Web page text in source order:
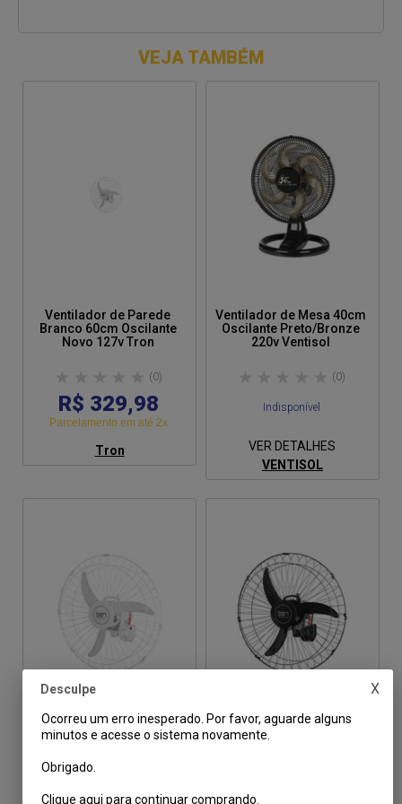
Tipo de Ventilador: Parede
Vazão: 3600m³/h
Eficiência energética: 0,004(m³/s/W)*m
VEJA TAMBÉM
Ventilador de Parede
Branco 60cm Oscilante
Novo 127v Tron
(0)
R$ 329,98
Parcelamento em até 2x
Tron
Ventilador de Mesa 40cm
Oscilante Preto/Bronze
220v Ventisol
(0)
Indisponível
VER DETALHES
VENTISOL
Ventilador Parede
Branco Ventisol
(0)
Ventilador de Parede Preto
Desculpe
Ocorreu um erro inesperado. Por favor, aguarde alguns
minutos e acesse o sistema novamente.
Obrigado.
Clique aqui para continuar comprando.
X